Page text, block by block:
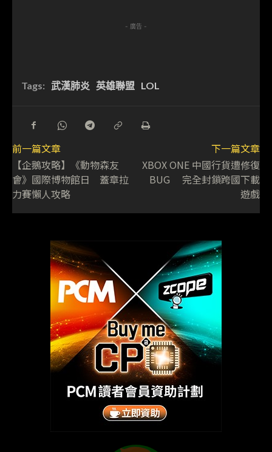
- 廣告 -
Tags: 武漢肺炎 英雄聯盟 LOL
前一篇文章
【企鵝攻略】《動物森友
會》國際博物館日 蓋章拉
力賽懶人攻略
下一篇文章
XBOX ONE 中國行貨遭修復
BUG 完全封鎖跨國下載
遊戲